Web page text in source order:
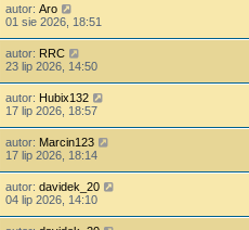
autor: Aro
01 sie 2026, 18:51
autor: RRC
23 lip 2026, 14:50
autor: Hubix132
17 lip 2026, 18:57
autor: Marcin123
17 lip 2026, 18:14
autor: davidek_20
04 lip 2026, 14:10